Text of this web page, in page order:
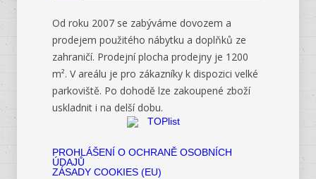
Od roku 2007 se zabýváme dovozem a
prodejem použitého nábytku a doplňků ze
zahraničí. Prodejní plocha prodejny je 1200
m². V areálu je pro zákazníky k dispozici velké
parkoviště. Po dohodě lze zakoupené zboží
uskladnit i na delší dobu.
PROHLÁŠENÍ O OCHRANĚ OSOBNÍCH
ÚDAJŮ
ZÁSADY COOKIES (EU)